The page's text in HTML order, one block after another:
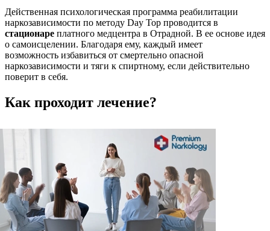
Действенная психологическая программа реабилитации
наркозависимости по методу Day Top проводится в
стационаре платного медцентра в Отрадной. В ее основе идея
о самоисцелении. Благодаря ему, каждый имеет
возможность избавиться от смертельно опасной
наркозависимости и тяги к спиртному, если действительно
поверит в себя.
Как проходит лечение?